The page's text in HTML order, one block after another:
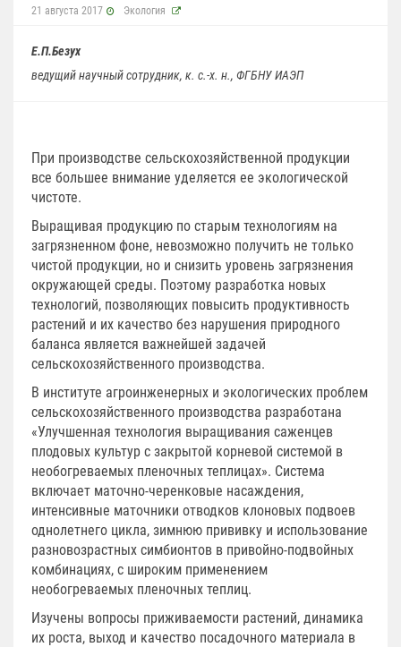
21 августа 2017 Экология
Е.П.Безух
ведущий научный сотрудник, к. с.-х. н., ФГБНУ ИАЭП
При производстве сельскохозяйственной продукции
все большее внимание уделяется ее экологической
чистоте.
Выращивая продукцию по старым технологиям на
загрязненном фоне, невозможно получить не только
чистой продукции, но и снизить уровень загрязнения
окружающей среды. Поэтому разработка новых
технологий, позволяющих повысить продуктивность
растений и их качество без нарушения природного
баланса является важнейшей задачей
сельскохозяйственного производства.
В институте агроинженерных и экологических проблем
сельскохозяйственного производства разработана
«Улучшенная технология выращивания саженцев
плодовых культур с закрытой корневой системой в
необогреваемых пленочных теплицах». Система
включает маточно-черенковые насаждения,
интенсивные маточники отводков клоновых подвоев
однолетнего цикла, зимнюю прививку и использование
разновозрастных симбионтов в привойно-подвойных
комбинациях, с широким применением
необогреваемых пленочных теплиц.
Изучены вопросы приживаемости растений, динамика
их роста, выход и качество посадочного материала в